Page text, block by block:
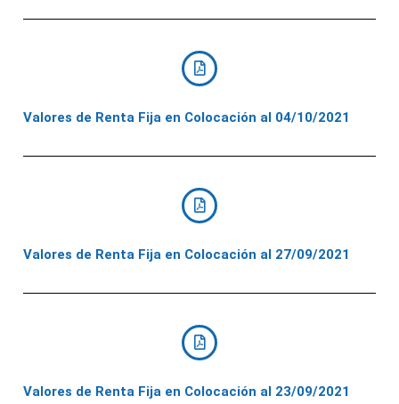
Valores de Renta Fija en Colocación al 04/10/2021
Valores de Renta Fija en Colocación al 27/09/2021
Valores de Renta Fija en Colocación al 23/09/2021